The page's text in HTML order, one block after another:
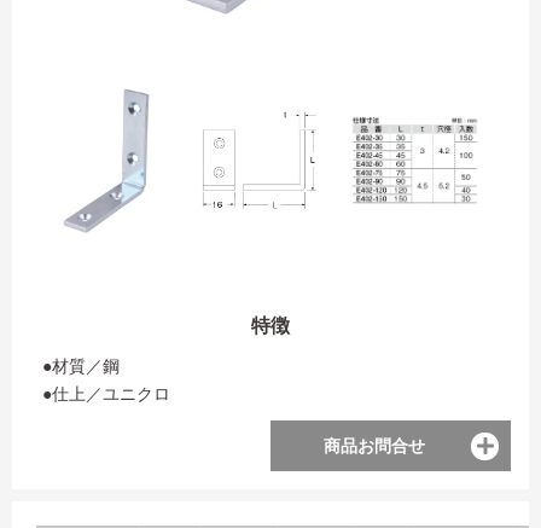
特徴
●材質／鋼
●仕上／ユニクロ
商品お問合せ